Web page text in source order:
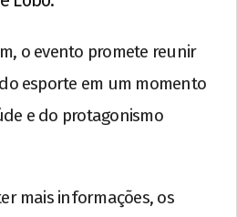
o evento promete reunir
esporte em um momento
e do protagonismo
mais informações, os